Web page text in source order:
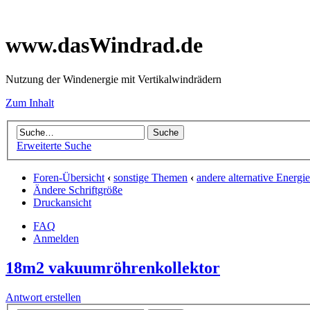
www.dasWindrad.de
Nutzung der Windenergie mit Vertikalwindrädern
Zum Inhalt
Erweiterte Suche
Foren-Übersicht ‹ sonstige Themen ‹ andere alternative
Ändere Schriftgröße
Druckansicht
FAQ
Anmelden
18m2 vakuumröhrenkollektor
Antwort erstellen